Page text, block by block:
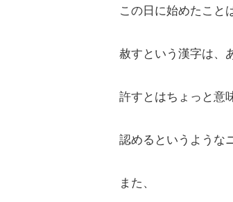
この日に始めたこと
赦すという漢字は、
許すとはちょっと意
認めるというような
また、